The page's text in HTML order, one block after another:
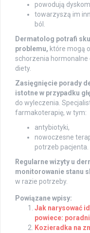
powodują
towarzyszą im
ból.
Dermatolog potrafi
problemu, które mogą
schorzenia hormonalne
diety.
Zasięgnięcie porady
istotne w przypadku
do wyleczenia.
farmakoterapię, w tym:
antybiotyki,
nowoczesne
potrzeb pacjenta.
Regularne wizyty u
monitorowanie stanu
w razie potrzeby.
Powiązane wpisy:
Jak narysować
powiece:
Kozieradka na